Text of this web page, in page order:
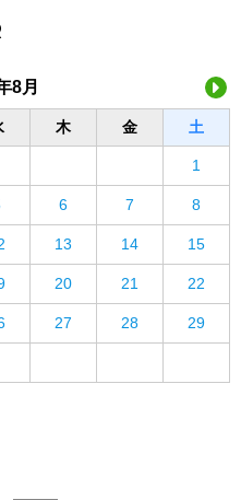
8月
木 金 土
1
6 7 8
13 14 15
20 21 22
27 28 29